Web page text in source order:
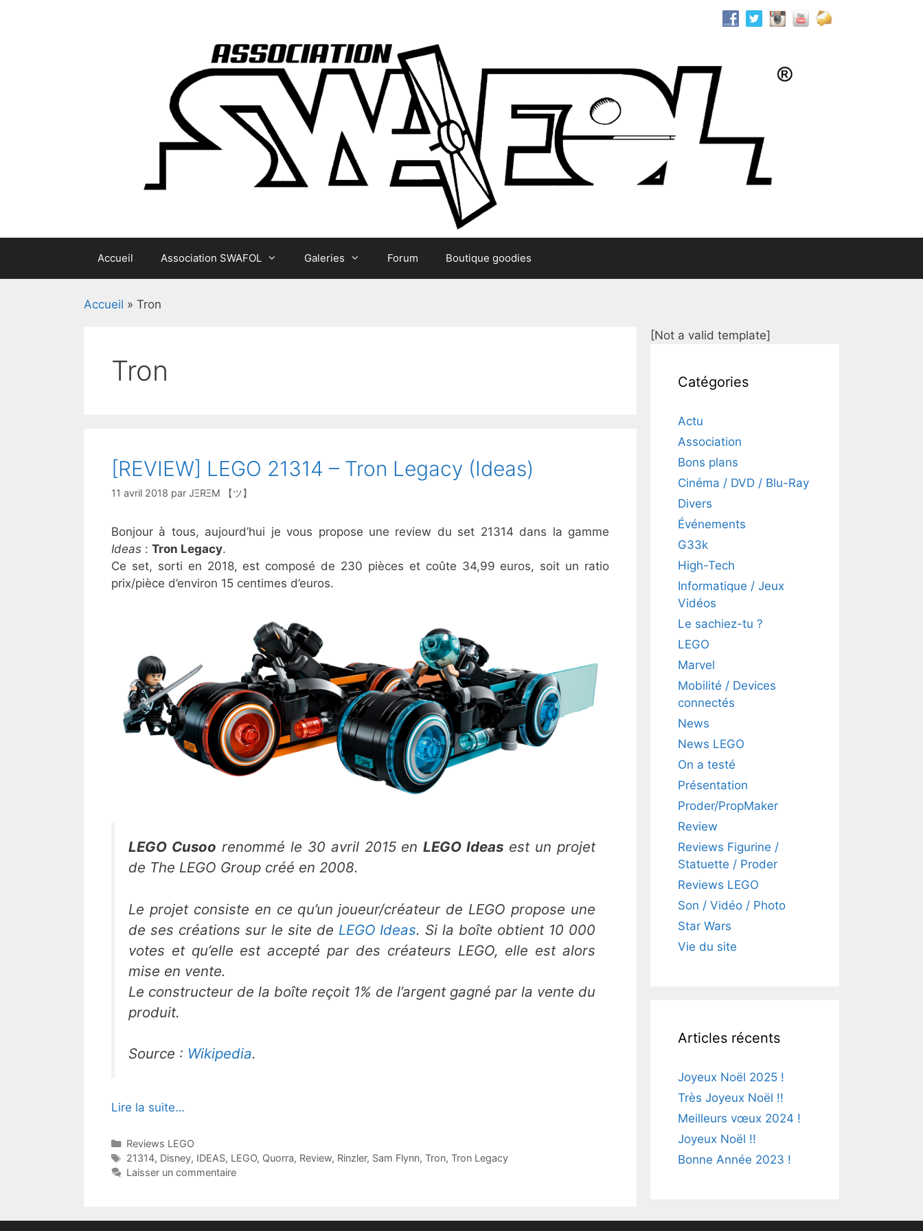
Accueil Association SWAFOL Galeries Forum Boutique goodies
Accueil » Tron
Tron
[REVIEW] LEGO 21314 – Tron Legacy (Ideas)
11 avril 2018 par JΞRΞM 【ツ】
Bonjour à tous, aujourd’hui je vous propose une review du set 21314 dans la gamme
Ideas : Tron Legacy.
Ce set, sorti en 2018, est composé de 230 pièces et coûte 34,99 euros, soit un ratio
prix/pièce d’environ 15 centimes d’euros.
LEGO Cusoo renommé le 30 avril 2015enLEGO Ideas est un projet
de The LEGO Group créé en 2008.
Le projet consiste en ce qu’un joueur/créateur de LEGO propose une
de ses créations sur le site de LEGO Ideas. Si la boîte obtient 10 000
votes et qu’elle est accepté par des créateurs LEGO, elle est alors
mise en vente.
Le constructeur de la boîte reçoit 1% de l’argent gagné par la vente du
produit.
Source : Wikipedia.
Lire la suite…
Catégories
Reviews LEGO
Étiquettes
21314, Disney, IDEAS, LEGO, Quorra, Review, Rinzler, Sam Flynn, Tron, Tron Legacy
Laisser un commentaire
[Not a valid template]
Catégories
Actu
Association
Bons plans
Cinéma / DVD / Blu-Ray
Divers
Événements
G33k
High-Tech
Informatique / Jeux
Vidéos
Le sachiez-tu ?
LEGO
Marvel
Mobilité / Devices
connectés
News
News LEGO
On a testé
Présentation
Proder/PropMaker
Review
Reviews Figurine /
Statuette / Proder
Reviews LEGO
Son / Vidéo / Photo
Star Wars
Vie du site
Articles récents
Joyeux Noël 2025 !
Très Joyeux Noël !!
Meilleurs vœux 2024 !
Joyeux Noël !!
Bonne Année 2023 !